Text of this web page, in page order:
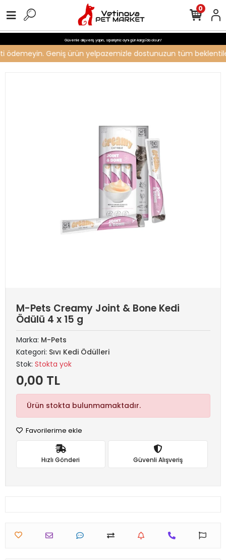
Güvenle alışveriş yapın, siparişiniz aynı gün kargo'da olsun!
ödemeyin. Geniş ürün yelpazemizle dostunuzun tüm
0
M-Pets Creamy Joint & Bone Kedi
Ödülü 4 x 15 g
Marka: M-Pets
Kategori: Sıvı Kedi Ödülleri
Stok: Stokta yok
0,00 TL
Ürün stokta bulunmamaktadır.
Favorilerime ekle
Hızlı Gönderi Güvenli Alışveriş